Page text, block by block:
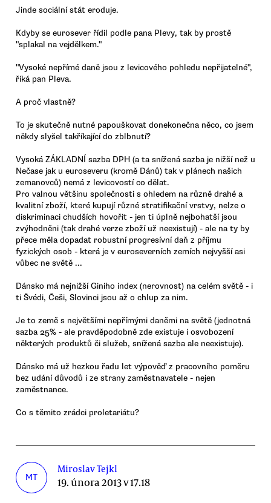
Jinde sociální stát eroduje.
Kdyby se eurosever řídil podle pana Plevy, tak by prostě
"splakal na vejdělkem."
"Vysoké nepřímé daně jsou z levicového pohledu nepřijatelné",
říká pan Pleva.
A proč vlastně?
To je skutečně nutné papouškovat donekonečna něco, co jsem
někdy slyšel takříkající do zblbnutí?
Vysoká ZÁKLADNÍ sazba DPH (a ta snížená sazba je nižší než u
Nečase jak u euroseveru (kromě Dánů) tak v plánech našich
zemanovců) nemá z levicovostí co dělat.
Pro valnou většinu společnosti s ohledem na různě drahé a
kvalitní zboží, které kupují různé stratifikační vrstvy, nelze o
diskriminaci chudších hovořit - jen ti úplně nejbohatší jsou
zvýhodněni (tak drahé verze zboží už neexistují) - ale na ty by
přece měla dopadat robustní progresívní daň z příjmu
fyzických osob - která je v euroseverních zemích nejvyšší asi
vůbec ne světě ...
Dánsko má nejnižší Giniho index (nerovnost) na celém světě - i
ti Švédi, Češi, Slovinci jsou až o chlup za nim.
Je to země s největšími nepřímými daněmi na světě (jednotná
sazba 25% - ale pravděpodobně zde existuje i osvobození
některých produktů či služeb, snížená sazba ale neexistuje).
Dánsko má už hezkou řadu let výpověď z pracovního poměru
bez udání důvodů i ze strany zaměstnavatele - nejen
zaměstnance.
Co s těmito zrádci proletariátu?
MT
Miroslav Tejkl
19. února 2013 v 17.18